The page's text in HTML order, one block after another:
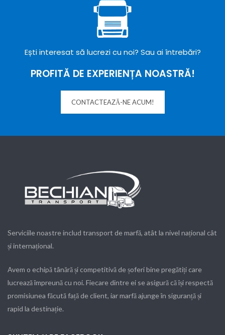
Ești interesat să lucrezi cu noi? Sau ai întrebări?
PROFITĂ DE EXPERIENȚA NOASTRĂ!
CONTACTEAZĂ-NE ACUM!
Serviciile noastre includ transport de marfă, atât la nivel național cât
și internațional.
Avem o echipă tânără și competitivă de șoferi bine pregătiți care
lucrează împreună cu noi. Fiecare dintre ei se asigură că își respectă
promisiunea făcută față de client, iar marfă ajunge în siguranță și
rapid la destinație.